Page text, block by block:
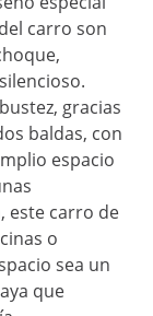
carro son
gracias
baldas, con
espacio
este carro de
o
sea un
que